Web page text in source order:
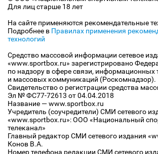
Для лиц старше 18 лет
На сайте применяются рекомендательные
Подробнее в Правилах применения
технологий
Средство массовой информации сетевое
«www.sportbox.ru» зарегистрировано
по надзору в сфере связи, информационных
и массовых коммуникаций (Роскомнадзор).
Свидетельство о регистрации средства
Эл № ФС77-72613 от 04.04.2018
Название — www.sportbox.ru
Учредитель (соучредители) СМИ сетевого
«www.sportbox.ru»: ООО «Национальный
телеканал»
Главный редактор СМИ сетевого издания
Конов В.А.
Номер телефона редакции СМИ сетевого